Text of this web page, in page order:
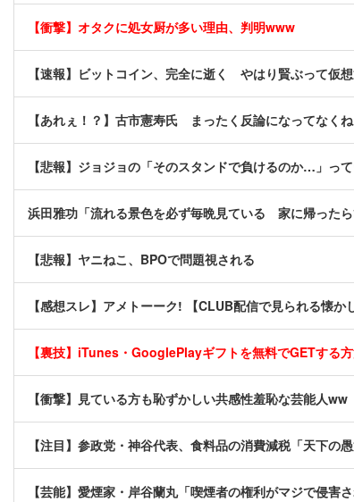
【衝撃】オタクに処女厨が多い理由、判明www
【速報】ビットコイン、完全に逝く やはり賢ぶって仮
【あれぇ！？】古市憲寿氏 まったく反論になってなくね
【悲報】ジョジョの「そのスタンドで負けるのか…」っ
浜田雅功「流れる景色を必ず毎晩見ている 家に帰ったら
【悲報】ヤニねこ、BPOで問題視される
【感想スレ】アメトーーク! 【CLUB配信で見られる懐か
【裏技】iTunes・GooglePlayギフトを無料でGETする
【衝撃】見ている方も恥ずかしい共感性羞恥な芸能人ww
【注目】参政党・神谷代表、食料品の消費減税「天下の
【芸能】愛煙家・岸谷蘭丸「喫煙者の権利がマジで侵